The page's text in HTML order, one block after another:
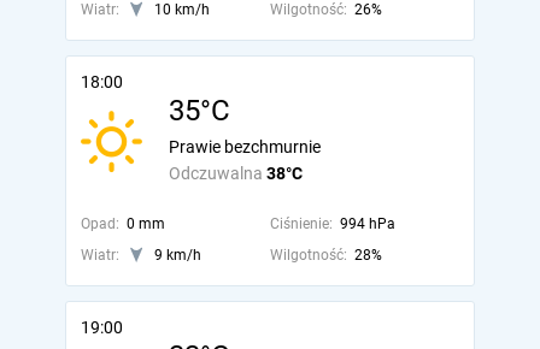
Wiatr:
10 km/h Wilgotność: 26%
18:00
35°C
Odczuwalna 38°C
Prawie bezchmurnie
Opad: 0 mm Ciśnienie: 994 hPa
Wiatr:
9 km/h Wilgotność: 28%
19:00